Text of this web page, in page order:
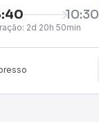
10:30
2d 20h 50min